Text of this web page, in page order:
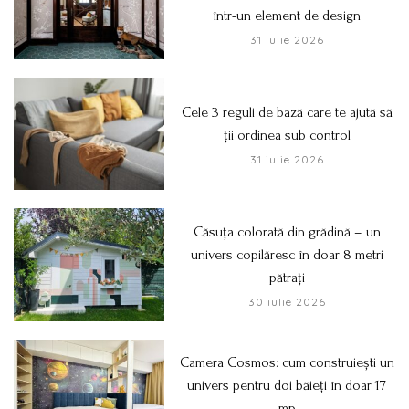
într-un element de design
31 iulie 2026
Cele 3 reguli de bază care te ajută să
ții ordinea sub control
31 iulie 2026
Căsuța colorată din grădină – un
univers copilăresc în doar 8 metri
pătrați
30 iulie 2026
Camera Cosmos: cum construiești un
univers pentru doi băieți în doar 17